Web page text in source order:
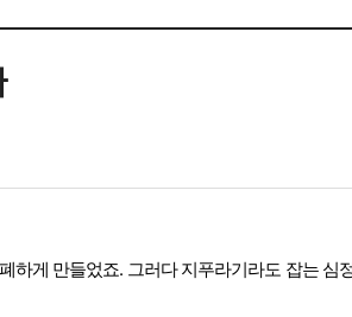
게 만들었죠. 그러다 지푸라기라도 잡는